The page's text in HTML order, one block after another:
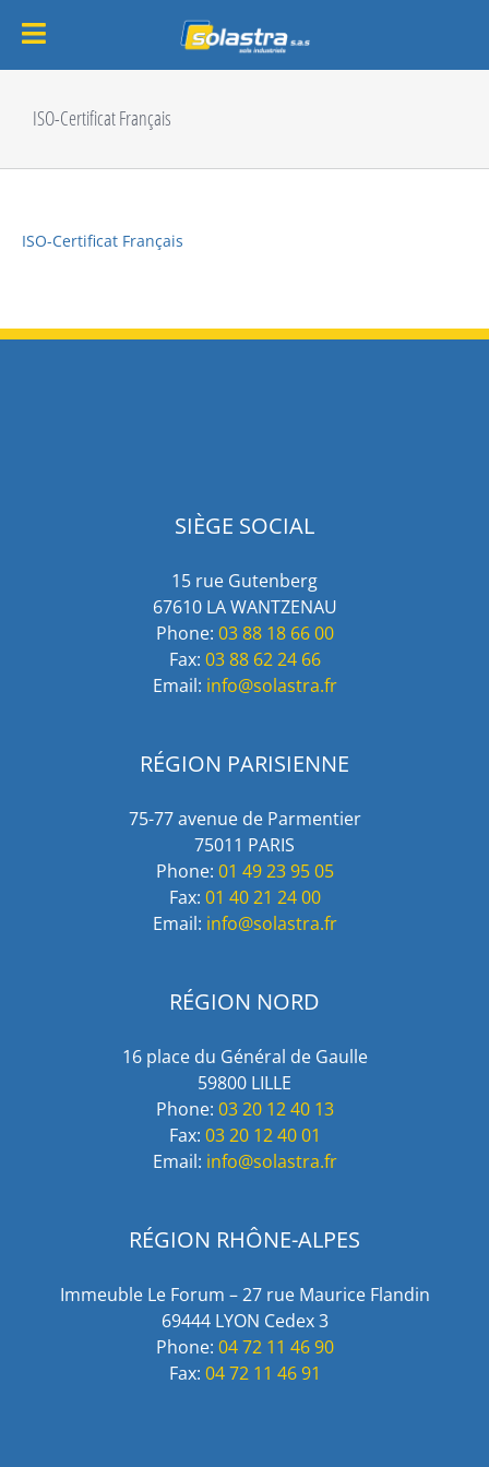
contenuISO-Certificat Français
ISO-Certificat Français
SIÈGE SOCIAL
15 rue Gutenberg
67610 LA WANTZENAU
Phone: 03 88 18 66 00
Fax: 03 88 62 24 66
Email: info@solastra.fr
RÉGION PARISIENNE
75-77 avenue de Parmentier
75011 PARIS
Phone: 01 49 23 95 05
Fax: 01 40 21 24 00
Email: info@solastra.fr
RÉGION NORD
16 place du Général de Gaulle
59800 LILLE
Phone: 03 20 12 40 13
Fax: 03 20 12 40 01
Email: info@solastra.fr
RÉGION RHÔNE-ALPES
Immeuble Le Forum – 27 rue Maurice Flandin
69444 LYON Cedex 3
Phone: 04 72 11 46 90
Fax: 04 72 11 46 91